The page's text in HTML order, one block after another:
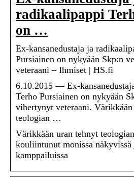
radikaalipappi
on …
Ex-kansanedustaja ja
Pursiainen on nykyään Skp:n
veteraani – Ihmiset | HS.fi
6.10.2015 — Ex-
Terho Pursiainen on nykyään
vihertynyt veteraani.
teologian …
Värikkään uran tehnyt
kouliintunut monissa
kamppailuissa